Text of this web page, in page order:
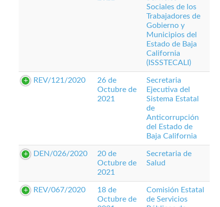
Sociales de los
Trabajadores de
Gobierno y
Municipios del
Estado de Baja
California
(ISSSTECALI)
REV/121/2020
26 de
Octubre de
2021
Secretaria
Ejecutiva del
Sistema Estatal
de
Anticorrupción
del Estado de
Baja California
DEN/026/2020
20 de
Octubre de
2021
Secretaria de
Salud
REV/067/2020
18 de
Octubre de
Comisión Estatal
de Servicios